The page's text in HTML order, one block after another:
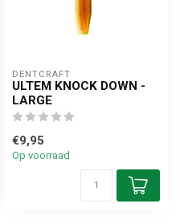
DENTCRAFT
ULTEM KNOCK DOWN -
LARGE
€9,95
Op voorraad